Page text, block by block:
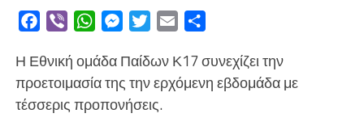
Facebook
Viber WhatsAppMessengerTwitterEmail
Η Εθνική ομάδα Παίδων Κ17 συνεχίζει την
προετοιμασία της την ερχόμενη εβδομάδα με
τέσσερις προπονήσεις.